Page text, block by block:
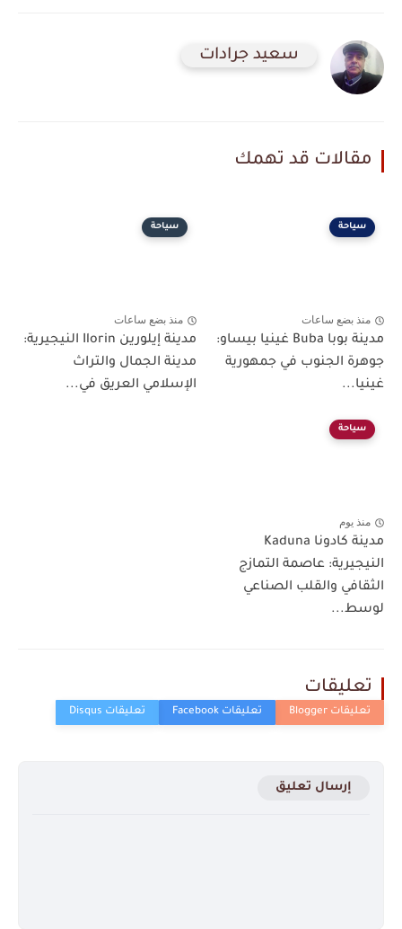
سعيد جرادات
مقالات قد تهمك
سياحة
منذ بضع ساعات
مدينة بوبا Buba غينيا بيساو:
جوهرة الجنوب في جمهورية
غينيا...
سياحة
منذ بضع ساعات
مدينة إيلورين Ilorin النيجيرية:
مدينة الجمال والتراث
الإسلامي العريق في...
سياحة
منذ يوم
مدينة كادونا Kaduna
النيجيرية: عاصمة التمازج
الثقافي والقلب الصناعي
لوسط...
تعليقات
إرسال تعليق